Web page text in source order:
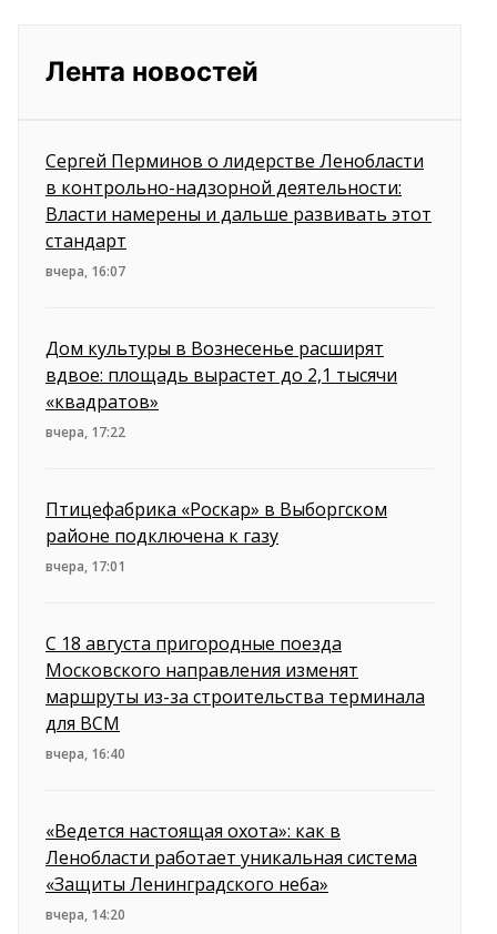
Лента новостей
Сергей Перминов о лидерстве Ленобласти
в контрольно-надзорной деятельности:
Власти намерены и дальше развивать этот
стандарт
вчера, 16:07
Дом культуры в Вознесенье расширят
вдвое: площадь вырастет до 2,1 тысячи
«квадратов»
вчера, 17:22
Птицефабрика «Роскар» в Выборгском
районе подключена к газу
вчера, 17:01
С 18 августа пригородные поезда
Московского направления изменят
маршруты из-за строительства терминала
для ВСМ
вчера, 16:40
«Ведется настоящая охота»: как в
Ленобласти работает уникальная система
«Защиты Ленинградского неба»
вчера, 14:20